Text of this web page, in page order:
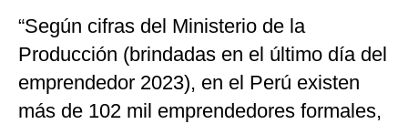
“Según cifras del Ministerio de la
Producción (brindadas en el último día del
emprendedor 2023), en el Perú existen
más de 102 mil emprendedores formales,